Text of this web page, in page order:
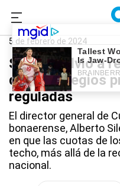
0221.com.ar
5 de febrero de 2024
Sileoni volvió a
de los colegios
reguladas
El director general de
bonaerense, Alberto
en que las cuotas de
techo, más allá de la
nacional.